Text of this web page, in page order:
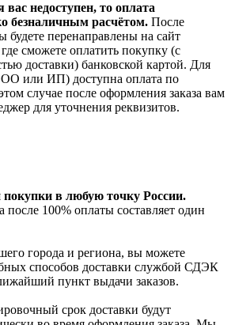
недоступен, то оплата
безналичным расчётом. После
будете перенаправлены на сайт
сможете оплатить покупку (с
доставки) банковской картой. Для
или ИП) доступна оплата по
случае после оформления заказа вам
для уточнения реквизитов.
в любую точку России.
после 100% оплаты составляет один
города и региона, вы можете
способов доставки службой СДЭК
пункт выдачи заказов.
срок доставки будут